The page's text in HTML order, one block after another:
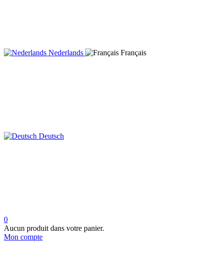
Nederlands Français
Deutsch
0
Aucun produit dans votre panier.
Mon compte